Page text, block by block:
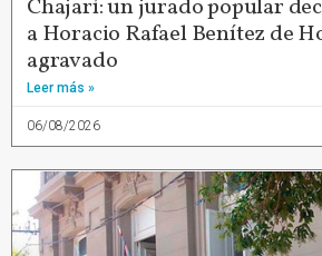
Chajarí: un jurado popular
a Horacio Rafael Benítez de
agravado
Leer más »
06/08/2026